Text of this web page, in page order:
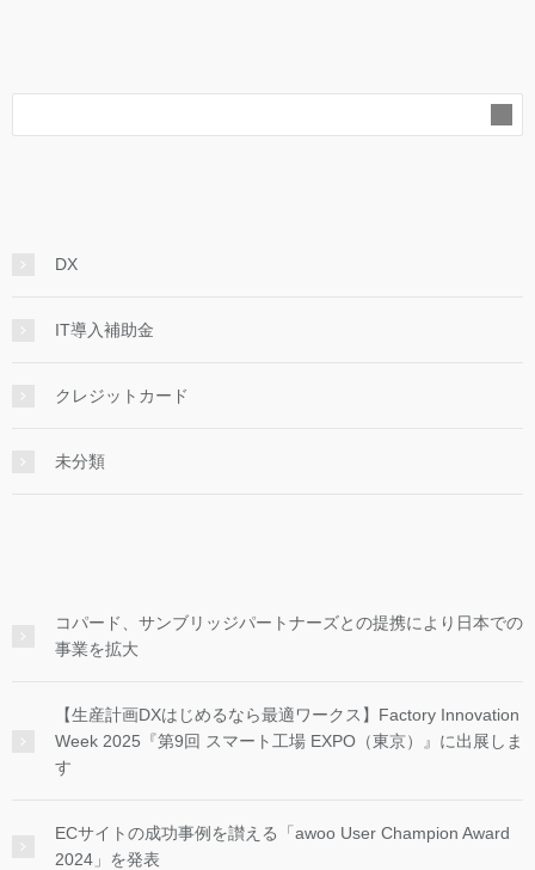
DX
IT導入補助金
クレジットカード
未分類
コパード、サンブリッジパートナーズとの提携により日本での
事業を拡大
【生産計画DXはじめるなら最適ワークス】Factory Innovation
Week 2025『第9回 スマート工場 EXPO（東京）』に出展しま
す
ECサイトの成功事例を讃える「awoo User Champion Award
2024」を発表